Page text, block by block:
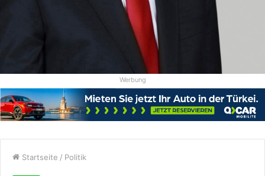
Werbung
Startseite / Politik